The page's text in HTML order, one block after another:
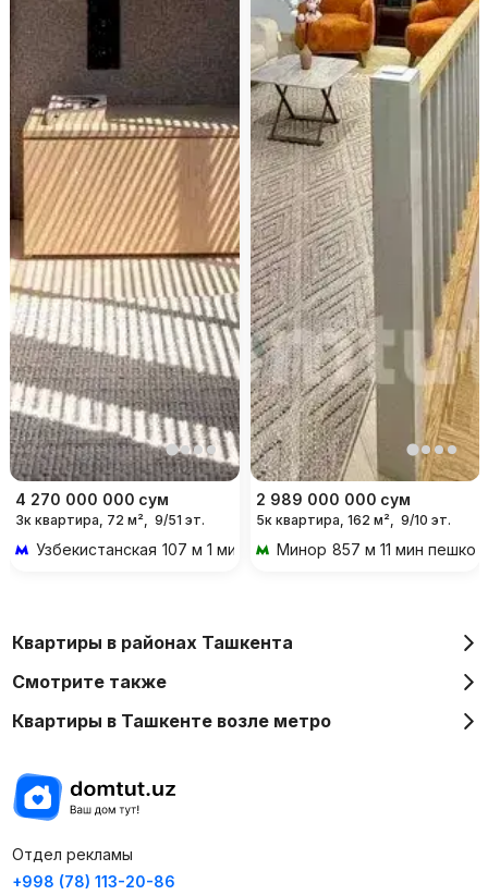
4 270 000 000 сум
3к квартира, 72 м², 9/51 эт.
Узбекистанская 107 м 1 мин пешком
2 989 000 000 сум
5к квартира, 162 м², 9/10 эт.
Минор 857 м 11 мин пешком
Квартиры в районах Ташкента
Смотрите также
Квартиры в Ташкенте возле метро
Отдел рекламы
+998 (78) 113-20-86